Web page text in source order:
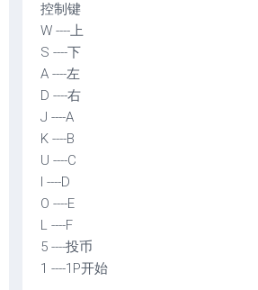
控制键
W ----上
S ----下
A ----左
D ----右
J ----A
K ----B
U ----C
I ----D
O ----E
L ----F
5 ----投币
1 ----1P开始